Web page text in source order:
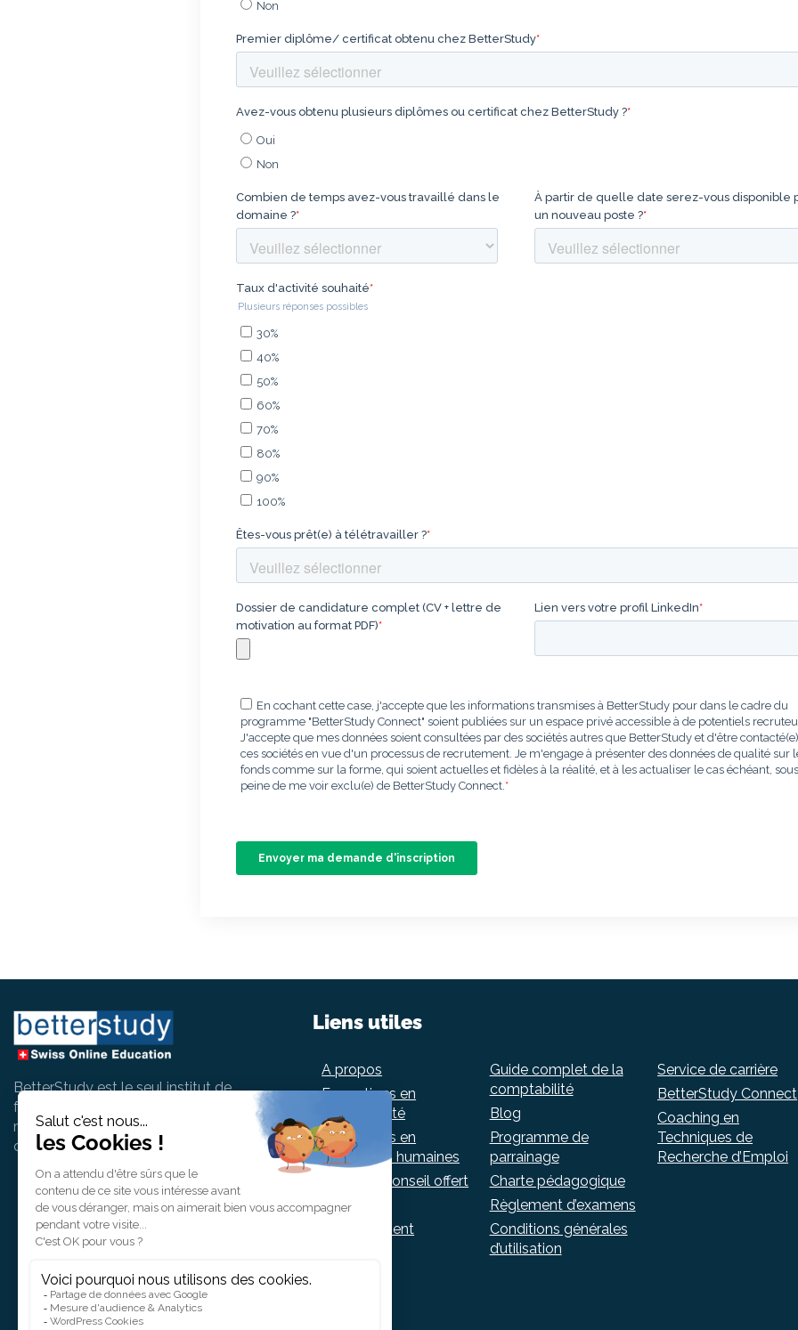
BetterStudy est le seul institut de
formation 100% en ligne pour les
métiers de la finance, de la
comptabilité et des RH en Suisse.
Liens utiles
A propos
Formations en
comptabilité
Formations en
ressources humaines
Entretien conseil offert
Contact
Support client
Guide complet de la
comptabilité
Blog
Programme de
parrainage
Charte pédagogique
Règlement d’examens
Conditions générales
d’utilisation
Service de carrière
BetterStudy Connect
Coaching en
Techniques de
Recherche d’Emploi